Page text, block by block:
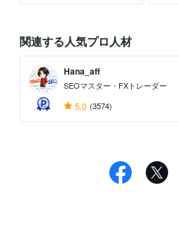
関連する人気プロ人材
Hana_aff
SEOマスター・FXトレーダー
5.0 (3574)